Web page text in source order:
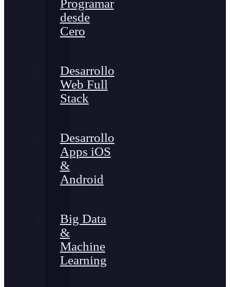
Programar
desde
Cero
Desarrollo
Web Full
Stack
Desarrollo
Apps iOS
&
Android
Big Data
&
Machine
Learning